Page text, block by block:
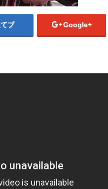
ブ Google+